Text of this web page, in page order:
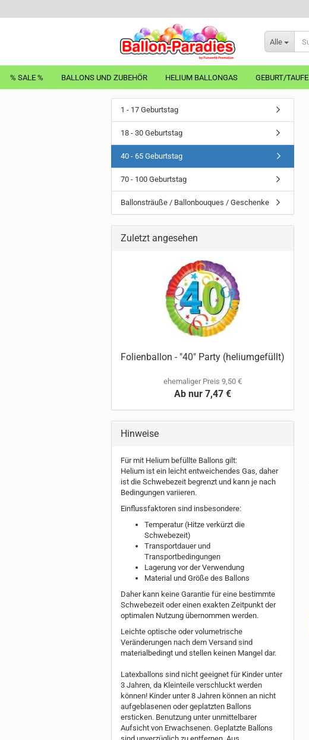
Alle
% SALE % BALLONS UND ZUBEHÖR HELIUM BALLONGAS GEBURT/TAUFE
1 - 17 Geburtstag
18 - 30 Geburtstag
40 - 65 Geburtstag
70 - 100 Geburtstag
Ballonsträuße / Ballonbouques / Geschenke
Zuletzt angesehen
Folienballon - "40" Party (heliumgefüllt)
ehemaliger Preis 9,50 €
Ab nur 7,47 €
Hinweise
Für mit Helium befüllte Ballons gilt:
Helium ist ein leicht entweichendes Gas, daher
ist die Schwebezeit begrenzt und kann je nach
Bedingungen variieren.
Einflussfaktoren sind insbesondere:
Temperatur (Hitze verkürzt die
Schwebezeit)
Transportdauer und
Transportbedingungen
Lagerung vor der Verwendung
Material und Größe des Ballons
Daher kann keine Garantie für eine bestimmte
Schwebezeit oder einen exakten Zeitpunkt der
optimalen Nutzung übernommen werden.
Leichte optische oder volumetrische
Veränderungen nach dem Versand sind
materialbedingt und stellen keinen Mangel dar.
Latexballons sind nicht geeignet für Kinder unter
3 Jahren, da Kleinteile verschluckt werden
können! Kinder unter 8 Jahren können an nicht
aufgeblasenen oder geplatzten Ballons
ersticken. Benutzung unter unmittelbarer
Aufsicht von Erwachsenen. Geplatzte Ballons